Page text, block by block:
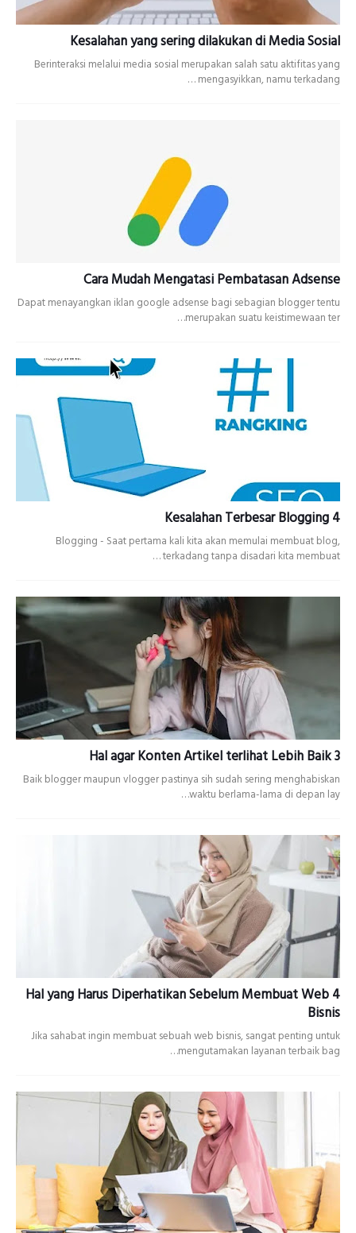
Kesalahan yang sering dilakukan di Media Sosial
Berinteraksi melalui media sosial merupakan salah satu aktifitas yang
mengasyikkan, namu terkadang …
Cara Mudah Mengatasi Pembatasan Adsense
Dapat menayangkan iklan google adsense bagi sebagian blogger tentu
merupakan suatu keistimewaan ter…
4 Kesalahan Terbesar Blogging
Blogging - Saat pertama kali kita akan memulai membuat blog,
terkadang tanpa disadari kita membuat …
3 Hal agar Konten Artikel terlihat Lebih Baik
Baik blogger maupun vlogger pastinya sih sudah sering menghabiskan
waktu berlama-lama di depan lay…
4 Hal yang Harus Diperhatikan Sebelum Membuat Web
Bisnis
Jika sahabat ingin membuat sebuah web bisnis, sangat penting untuk
mengutamakan layanan terbaik bag…